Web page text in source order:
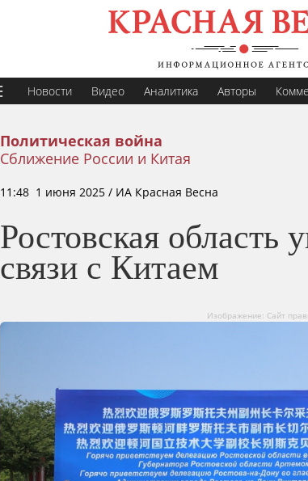
Новости Видео Аналитика Авторы
Политическая война
Сближение России и Китая
11:48 1 июня 2025 / ИА Красная Весна
Ростовская область
связи с Китаем
Изображение: Сайт